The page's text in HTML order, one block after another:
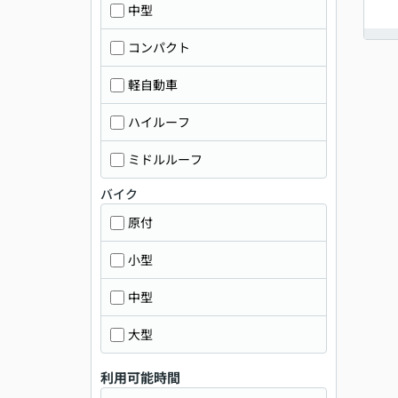
中型
コンパクト
軽自動車
ハイルーフ
ミドルルーフ
バイク
原付
小型
中型
大型
利用可能時間